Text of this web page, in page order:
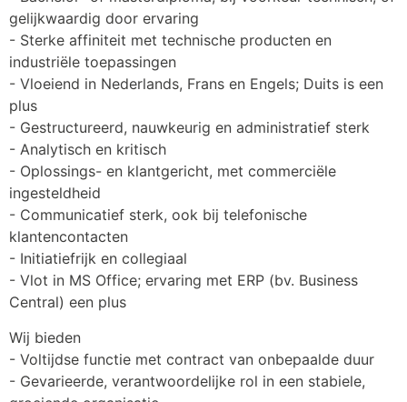
gelijkwaardig door ervaring
- Sterke affiniteit met technische producten en
industriële toepassingen
- Vloeiend in Nederlands, Frans en Engels; Duits is een
plus
- Gestructureerd, nauwkeurig en administratief sterk
- Analytisch en kritisch
- Oplossings- en klantgericht, met commerciële
ingesteldheid
- Communicatief sterk, ook bij telefonische
klantencontacten
- Initiatiefrijk en collegiaal
- Vlot in MS Office; ervaring met ERP (bv. Business
Central) een plus
Wij bieden
- Voltijdse functie met contract van onbepaalde duur
- Gevarieerde, verantwoordelijke rol in een stabiele,